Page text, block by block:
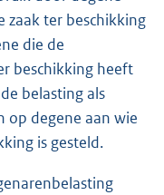
zaak ter beschikking
die de
beschikking heeft
belasting als
op degene aan wie
is gesteld.